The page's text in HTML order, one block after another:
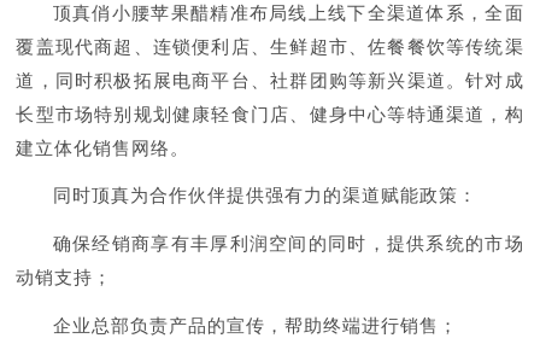
顶真俏小腰苹果醋精准布局线上线下全渠道体系，全面
覆盖现代商超、连锁便利店、生鲜超市、佐餐餐饮等传统渠
道，同时积极拓展电商平台、社群团购等新兴渠道。针对成
长型市场特别规划健康轻食门店、健身中心等特通渠道，构
建立体化销售网络。
同时顶真为合作伙伴提供强有力的渠道赋能政策：
确保经销商享有丰厚利润空间的同时，提供系统的市场
动销支持；
企业总部负责产品的宣传，帮助终端进行销售；